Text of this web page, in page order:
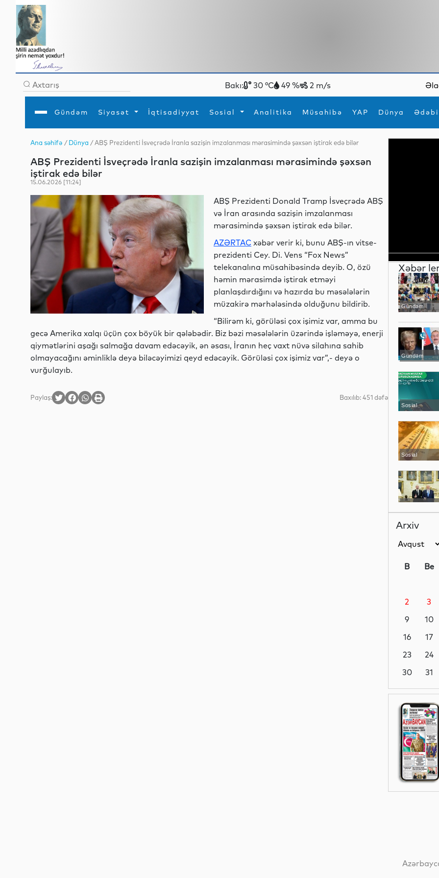
Bakı: 30 °C 49 % 2 m/s
Gündəm Siyasət İqtisadiyyat Sosial Analitika Müsahibə YAP Dünya
Gündəm
İqtisadiyyat
YAP
Analitika
Mədəniyyət
Müsahibə
Ədəbiyyat
MEDİA
Xarici siyasətTurizm
Diaspor
İdmanYeni texnologiyalar
Ana səhifə /Dünya / ABŞ Prezidenti İsveçrədə İranla sazişin imzalanması mərasimində şəxsən iştirak edə bilər
ABŞ Prezidenti İsveçrədə İranla sazişin imzalanması mərasimində şəxsən
iştirak edə bilər
15.06.2026 [11:24]
ABŞ Prezidenti Donald Tramp İsveçrədə ABŞ
və İran arasında sazişin imzalanması
mərasimində şəxsən iştirak edə bilər.
AZƏRTAC xəbər verir ki, bunu ABŞ-ın vitse-
prezidenti Cey. Di. Vens “Fox News”
telekanalına müsahibəsində deyib. O, özü
həmin mərasimdə iştirak etməyi
planlaşdırdığını və hazırda bu məsələlərin
müzakirə mərhələsində olduğunu bildirib.
“Bilirəm ki, görüləsi çox işimiz var, amma bu
gecə Amerika xalqı üçün çox böyük bir qələbədir. Biz bəzi məsələlərin üzərində işləməyə, enerji
qiymətlərini aşağı salmağa davam edəcəyik, ən əsası, İranın heç vaxt nüvə silahına sahib
olmayacağını əminliklə deyə biləcəyimizi qeyd edəcəyik. Görüləsi çox işimiz var”,- deyə o
vurğulayıb.
Paylaş: Baxılıb: 451 dəfə
Xəbər
Gündəm
Gündəm
Sosial
Sosial
Analitik
Dünya
Gündəm
Dünya
Elm
Arxiv
B Be
2
3
9
10
16
17
23
24
30
31